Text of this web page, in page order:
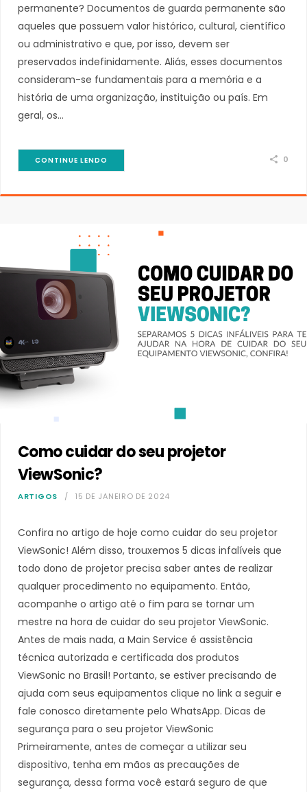
permanente? Documentos de guarda permanente são
aqueles que possuem valor histórico, cultural, científico
ou administrativo e que, por isso, devem ser
preservados indefinidamente. Aliás, esses documentos
consideram-se fundamentais para a memória e a
história de uma organização, instituição ou país. Em
geral, os…
CONTINUE LENDO 0
Como cuidar do seu projetor
ViewSonic?
ARTIGOS 15 DE JANEIRO DE 2024
Confira no artigo de hoje como cuidar do seu projetor
ViewSonic! Além disso, trouxemos 5 dicas infalíveis que
todo dono de projetor precisa saber antes de realizar
qualquer procedimento no equipamento. Então,
acompanhe o artigo até o fim para se tornar um
mestre na hora de cuidar do seu projetor ViewSonic.
Antes de mais nada, a Main Service é assistência
técnica autorizada e certificada dos produtos
ViewSonic no Brasil! Portanto, se estiver precisando de
ajuda com seus equipamentos clique no link a seguir e
fale conosco diretamente pelo WhatsApp. Dicas de
segurança para o seu projetor ViewSonic
Primeiramente, antes de começar a utilizar seu
dispositivo, tenha em mãos as precauções de
segurança, dessa forma você estará seguro de que